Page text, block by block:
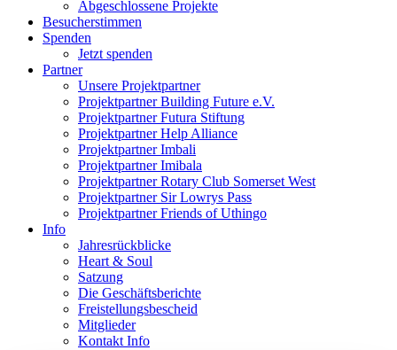
Abgeschlossene Projekte
Besucherstimmen
Spenden
Jetzt spenden
Partner
Unsere Projektpartner
Projektpartner Building Future e.V.
Projektpartner Futura Stiftung
Projektpartner Help Alliance
Projektpartner Imbali
Projektpartner Imibala
Projektpartner Rotary Club Somerset West
Projektpartner Sir Lowrys Pass
Projektpartner Friends of Uthingo
Info
Jahresrückblicke
Heart & Soul
Satzung
Die Geschäftsberichte
Freistellungsbescheid
Mitglieder
Kontakt Info